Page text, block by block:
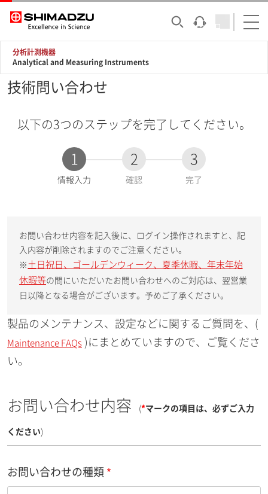
分析計測機器
Analytical and Measuring Instruments
技術問い合わせ
以下の3つのステップを完了してください。
1
現
情報入力
2
確認
3
完了
お問い合わせ内容を記入後に、ログイン操作されますと、記
入内容が削除されますのでご注意ください。
※ 土日祝日、ゴールデンウィーク、夏季休暇、年末年始
休暇等の間にいただいたお問い合わせへのご対応は、翌営業
日以降となる場合がございます。予めご了承ください。
製品のメンテナンス、設定などに関するご質問を、(
Maintenance FAQs )にまとめていますので、ご覧くださ
い。
お問い合わせ内容 (*マークの項目は、必ずご入力
ください)
お問い合わせの種類